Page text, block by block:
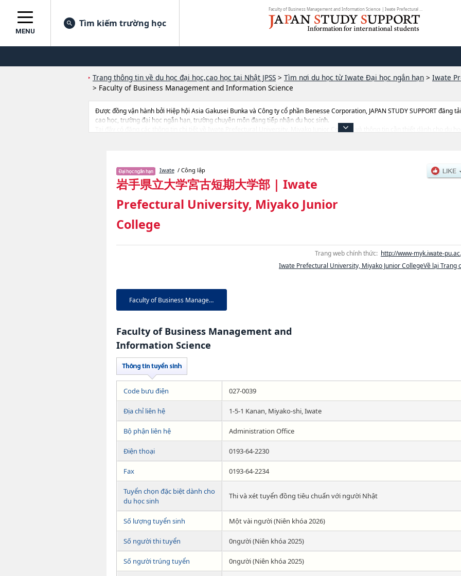
MENU
Tìm kiếm trường học
Trang thông tin về du học đại học,cao học tại Nhật JPSS > Tìm nơi du học từ Iwate Đại học ngắn hạn > Iwate
> Faculty of Business Management and Information Science
Được đồng vận hành bởi Hiệp hội Asia Gakusei Bunka và Công ty cổ phần Benesse Corporation, JAPAN STUDY SUPPORT đăng
cao học, trường đại học ngắn hạn, trường chuyên môn đang tiếp nhận du học sinh.
Tại đây có đăng các thông tin chi tiết về Iwate Prefectural University, Miyako Junior College, và thông tin cần thiết dành cho du
Iwate/ Công lập
岩手県立大学宮古短期大学部 | Iwate
Prefectural University, Miyako Junior
College
Trang web chính thức: http://www-myk.iwate-
Iwate Prefectural University, Miyako Junior CollegeVề lại Trang
Faculty of Business Managem...
Faculty of Business Management and
Information Science
Code bưu điện 027-0039
Địa chỉ liên hệ 1-5-1 Kanan, Miyako-shi, Iwate
Bộ phận liên hệ Administration Office
Điện thoại 0193-64-2230
Fax 0193-64-2234
Tuyển chọn đặc biệt dành cho
du học sinh
Thi và xét tuyển đồng tiêu chuẩn với người Nhật
Số lượng tuyển sinh Một vài người (Niên khóa 2026)
Số người thi tuyển 0người (Niên khóa 2025)
Số người trúng tuyển 0người (Niên khóa 2025)